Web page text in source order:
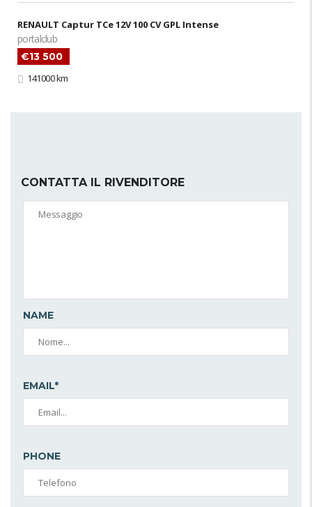
RENAULT Captur TCe 12V 100 CV GPL Intense
portalclub
€13 500
141000 km
CONTATTA IL RIVENDITORE
NAME
EMAIL*
PHONE